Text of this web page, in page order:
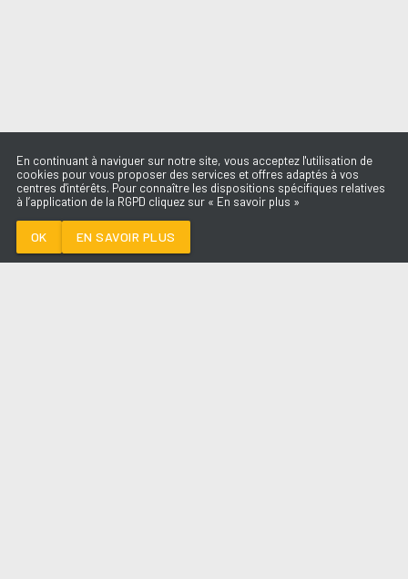
BZRP MUSIC
En continuant à naviguer sur notre site, vous acceptez l'utilisation de
cookies pour vous proposer des services et offres adaptés à vos
centres d'intérêts. Pour connaître les dispositions spécifiques relatives
à l’application de la RGPD cliquez sur « En savoir plus »
OK EN SAVOIR PLUS